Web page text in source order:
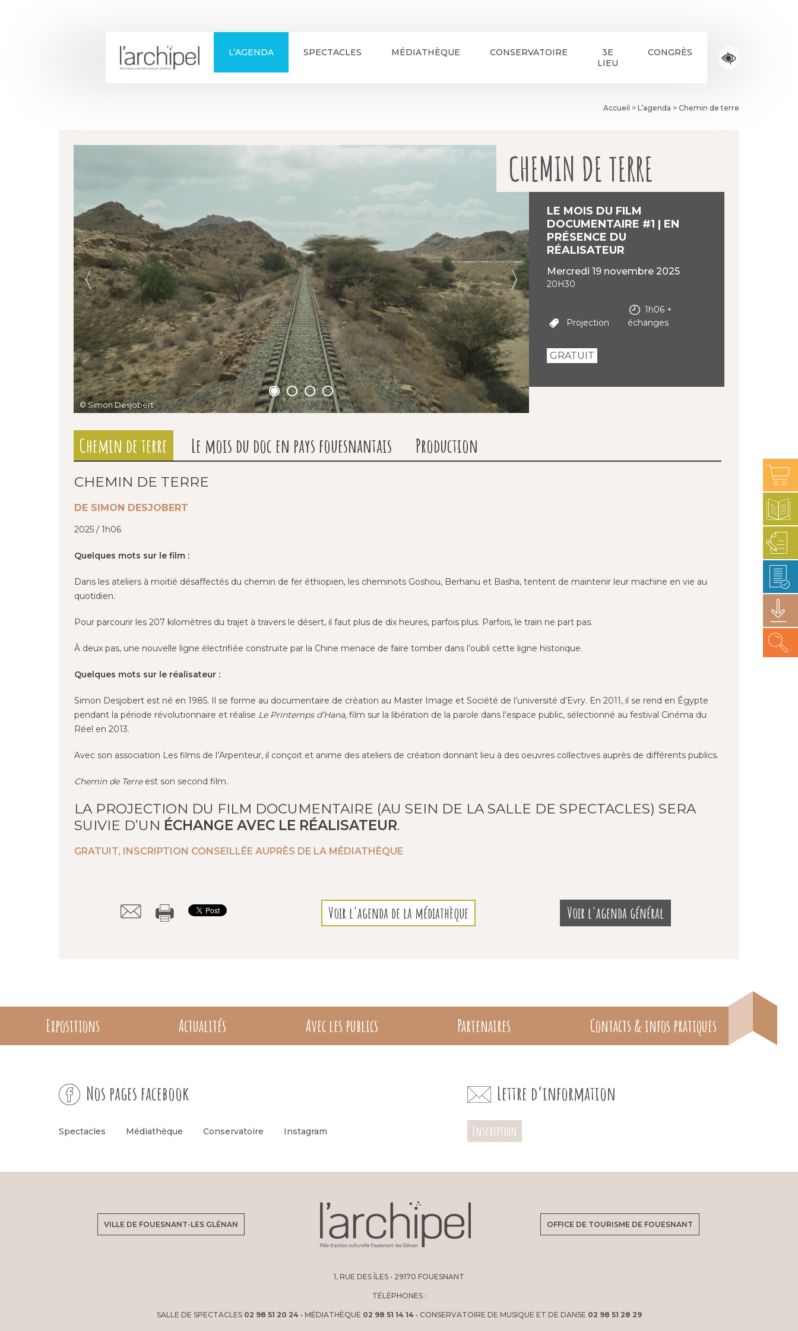
L’AGENDA SPECTACLES MÉDIATHÈQUE CONSERVATOIRE
3E
LIEU
CONGRÈS
Accueil > L’agenda > Chemin de terre
CHEMIN DE TERRE
© Simon Desjobert
LE MOIS DU FILM
DOCUMENTAIRE #1 | EN
PRÉSENCE DU
RÉALISATEUR
mercredi 19 novembre 2025
20H30
Projection
1h06 +
échanges
GRATUIT
Chemin de terre Le mois du doc en pays fouesnantais Production
CHEMIN DE TERRE
DE SIMON DESJOBERT
2025 / 1h06
Quelques mots sur le film :
Dans les ateliers à moitié désaffectés du chemin de fer éthiopien, les cheminots Goshou, Berhanu et Basha, tentent de maintenir leur machine en vie au
quotidien.
Pour parcourir les 207 kilomètres du trajet à travers le désert, il faut plus de dix heures, parfois plus. Parfois, le train ne part pas.
À deux pas, une nouvelle ligne électrifiée construite par la Chine menace de faire tomber dans l’oubli cette ligne historique.
Quelques mots sur le réalisateur :
Simon Desjobert est né en 1985. Il se forme au documentaire de création au Master Image et Société de l’université d’Evry. En 2011, il se rend en Égypte
pendant la période révolutionnaire et réalise Le Printemps d’Hana, film sur la libération de la parole dans l’espace public, sélectionné au festival Cinéma du
Réel en 2013.
Avec son association Les films de l’Arpenteur, il conçoit et anime des ateliers de création donnant lieu à des oeuvres collectives auprès de différents publics.
Chemin de Terreest son second film.
LA PROJECTION DU FILM DOCUMENTAIRE (AU SEIN DE LA SALLE DE SPECTACLES) SERA
SUIVIE D’UN ÉCHANGE AVEC LE RÉALISATEUR.
GRATUIT, INSCRIPTION CONSEILLÉE AUPRÈS DE LA MÉDIATHÈQUE
Voir l'agenda de la médiathèque Voir l'agenda général
Expositions Actualités Avec les publics Partenaires Contacts & infos pratiques
Nos pages facebook
Spectacles Médiathèque Conservatoire Instagram
Lettre d’information
Inscription
VILLE DE FOUESNANT-LES GLÉNAN OFFICE DE TOURISME DE FOUESNANT
1, RUE DES ÎLES • 29170 FOUESNANT
TÉLÉPHONES :
SALLE DE SPECTACLES 02 98 51 20 24 • MÉDIATHÈQUE 02 98 51 14 14 • CONSERVATOIRE DE MUSIQUE ET DE DANSE 02 98 51 28 29